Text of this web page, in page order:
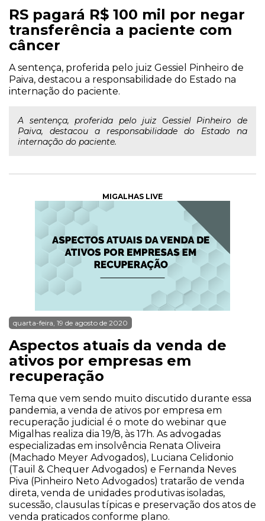
RS pagará R$ 100 mil por negar
transferência a paciente com
câncer
A sentença, proferida pelo juiz Gessiel Pinheiro de
Paiva, destacou a responsabilidade do Estado na
internação do paciente.
A sentença, proferida pelo juiz Gessiel Pinheiro de
Paiva, destacou a responsabilidade do Estado na
internação do paciente.
MIGALHAS LIVE
quarta-feira, 19 de agosto de 2020
Aspectos atuais da venda de
ativos por empresas em
recuperação
Tema que vem sendo muito discutido durante essa
pandemia, a venda de ativos por empresa em
recuperação judicial é o mote do webinar que
Migalhas realiza dia 19/8, às 17h. As advogadas
especializadas em insolvência Renata Oliveira
(Machado Meyer Advogados), Luciana Celidonio
(Tauil & Chequer Advogados) e Fernanda Neves
Piva (Pinheiro Neto Advogados) tratarão de venda
direta, venda de unidades produtivas isoladas,
sucessão, clausulas típicas e preservação dos atos de
venda praticados conforme plano.